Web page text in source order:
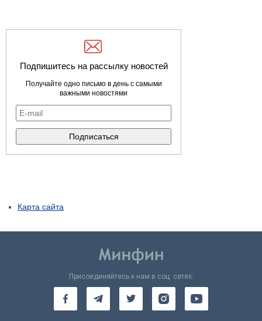
Подпишитесь на рассылку новостей
Получайте одно письмо в день с самыми
важными новостями
Карта сайта
Присоединяйтесь к нам в соц. сетях: